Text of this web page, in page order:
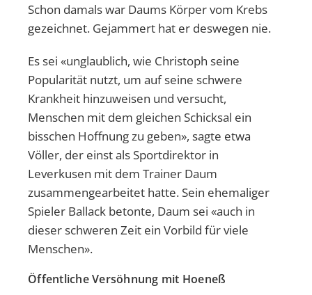
Schon damals war Daums Körper vom Krebs
gezeichnet. Gejammert hat er deswegen nie.
Es sei «unglaublich, wie Christoph seine
Popularität nutzt, um auf seine schwere
Krankheit hinzuweisen und versucht,
Menschen mit dem gleichen Schicksal ein
bisschen Hoffnung zu geben», sagte etwa
Völler, der einst als Sportdirektor in
Leverkusen mit dem Trainer Daum
zusammengearbeitet hatte. Sein ehemaliger
Spieler Ballack betonte, Daum sei «auch in
dieser schweren Zeit ein Vorbild für viele
Menschen».
Öffentliche Versöhnung mit Hoeneß